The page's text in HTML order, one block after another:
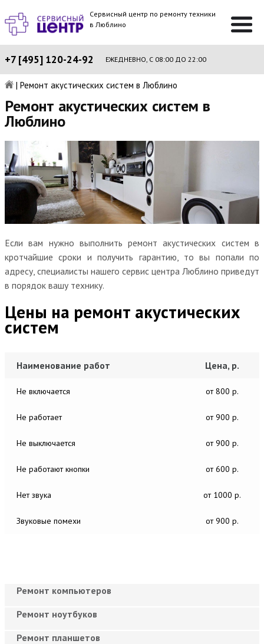
Сервисный центр по ремонту техники
в Люблино
+7 [495] 120-24-92 ЕЖЕДНЕВНО, С 08:00 ДО 22:00
| Ремонт акустических систем в Люблино
Ремонт акустических систем в
Люблино
Если вам нужно выполнить ремонт акустических систем в
кротчайшие сроки и получить гарантию, то вы попали по
адресу, специалисты нашего сервис центра Люблино приведут
в порядок вашу технику.
Цены на ремонт акустических
систем
Наименование работ Цена, р.
Не включается от 800 р.
Не работает от 900 р.
Не выключается от 900 р.
Не работают кнопки от 600 р.
Нет звука от 1000 р.
Звуковые помехи от 900 р.
Ремонт компьютеров
Ремонт ноутбуков
Ремонт планшетов